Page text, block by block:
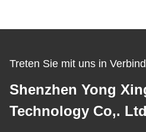
Treten Sie mit uns in
Shenzhen Yong
Technology Co,.